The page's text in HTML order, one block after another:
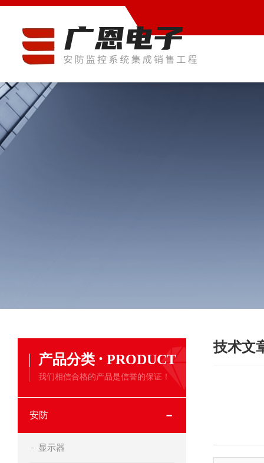
产品分类 · PRODUCT
我们相信合格的产品是信誉的保证！
安防
显示器
技术文